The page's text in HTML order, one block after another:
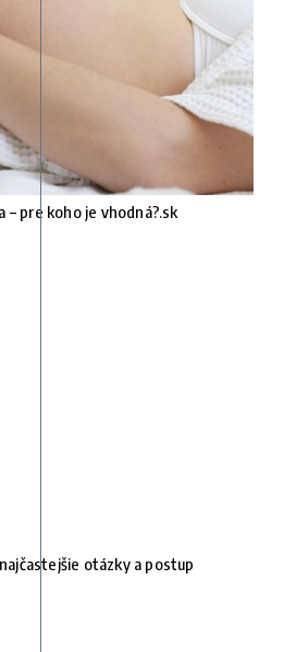
pre koho je vhodná?.sk
otázky a postup